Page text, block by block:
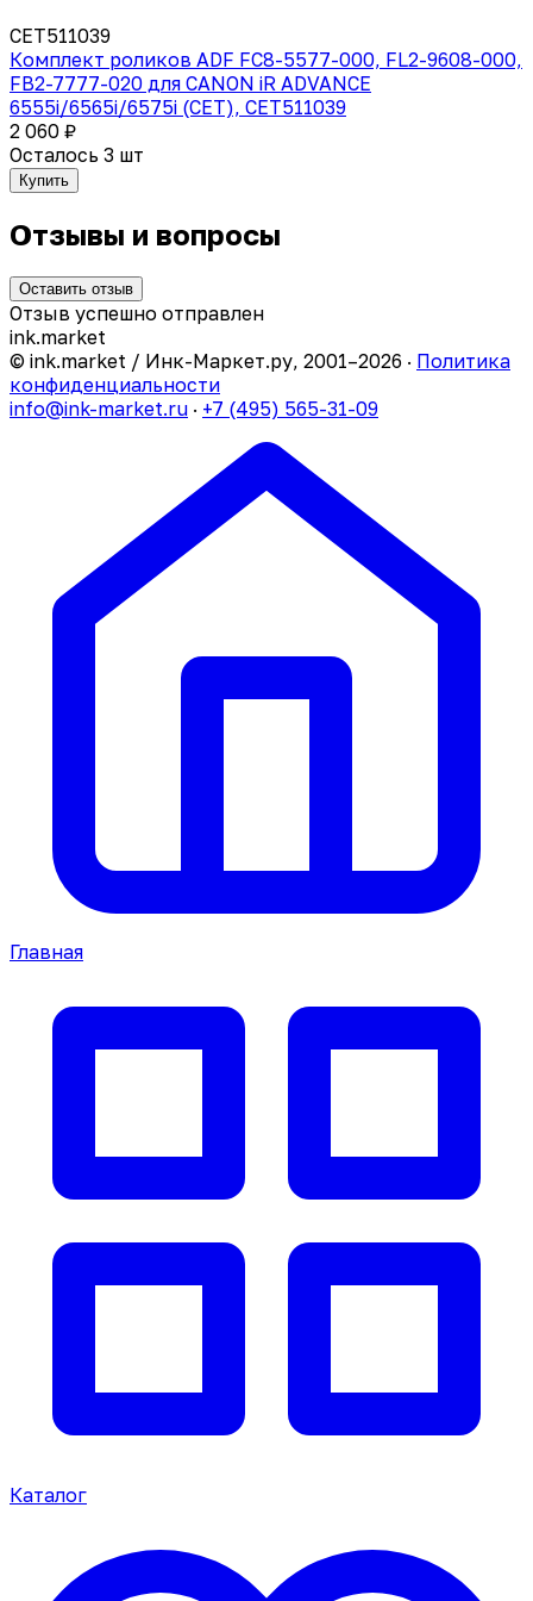
CET511039
Комплект роликов ADF FC8-5577-000, FL2-9608-000,
FB2-7777-020 для CANON iR ADVANCE
6555i/6565i/6575i (CET), CET511039
2 060 ₽
Осталось 3 шт
Купить
Отзывы и вопросы
Оставить отзыв
Отзыв успешно отправлен
ink.market
© ink.market / Инк-Маркет.ру, 2001–2026 · Политика
конфиденциальности
info@ink-market.ru · +7 (495) 565-31-09
Главная
Каталог